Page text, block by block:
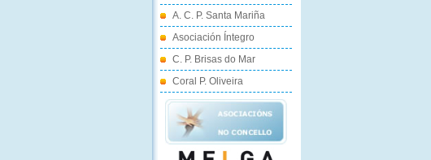
A. C. P. Santa Mariña
Asociación Íntegro
C. P. Brisas do Mar
Coral P. Oliveira